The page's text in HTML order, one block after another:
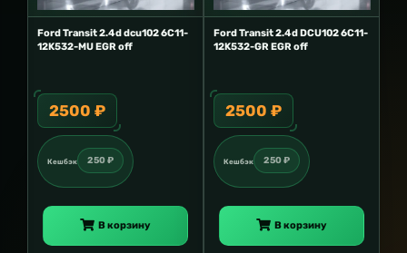
Ford Transit 2.4d dcu102 6C11-
12K532-MU EGR off
2500 ₽
Кешбэк 250 ₽
В корзину
Ford Transit 2.4d DCU102 6C11-
12K532-GR EGR off
2500 ₽
Кешбэк 250 ₽
В корзину